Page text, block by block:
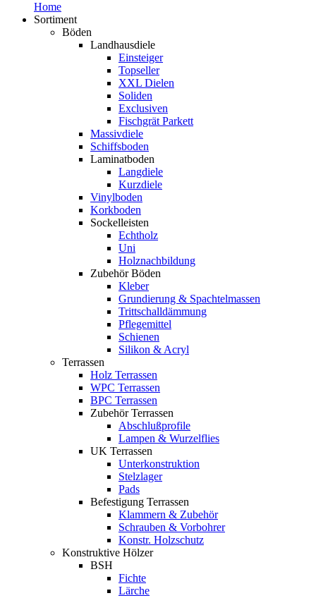
Home
Sortiment
Böden
Landhausdiele
Einsteiger
Topseller
XXL Dielen
Soliden
Exclusiven
Fischgrät Parkett
Massivdiele
Schiffsboden
Laminatboden
Langdiele
Kurzdiele
Vinylboden
Korkboden
Sockelleisten
Echtholz
Uni
Holznachbildung
Zubehör Böden
Kleber
Grundierung & Spachtelmassen
Trittschalldämmung
Pflegemittel
Schienen
Silikon & Acryl
Terrassen
Holz Terrassen
WPC Terrassen
BPC Terrassen
Zubehör Terrassen
Abschlußprofile
Lampen & Wurzelflies
UK Terrassen
Unterkonstruktion
Stelzlager
Pads
Befestigung Terrassen
Klammern & Zubehör
Schrauben & Vorbohrer
Konstr. Holzschutz
Konstruktive Hölzer
BSH
Fichte
Lärche